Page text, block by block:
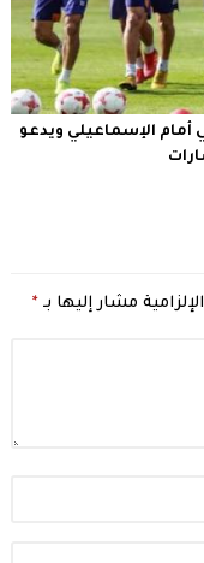
الإسماعيلي ويدعو
مشار إليها بـ *